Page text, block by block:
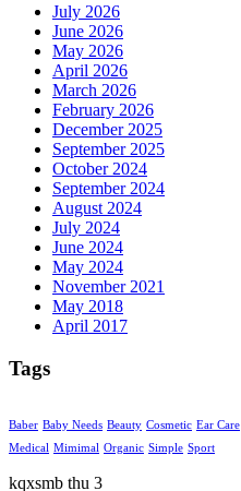
July 2026
June 2026
May 2026
April 2026
March 2026
February 2026
December 2025
September 2025
October 2024
September 2024
August 2024
July 2024
June 2024
May 2024
November 2021
May 2018
April 2017
Tags
Baber Baby Needs Beauty Cosmetic Ear Care
Medical Mimimal Organic Simple Sport
kqxsmb thu 3